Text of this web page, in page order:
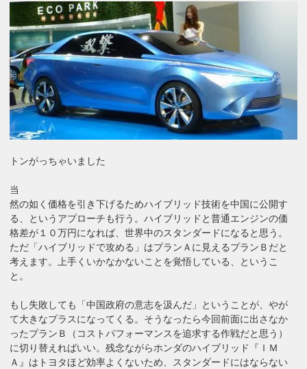
トンがっちゃいました
当
然の如く価格を引き下げるためハイブリッド技術を中国に公開す
る、というアプローチも行う。ハイブリッドと普通エンジンの価
格差が１０万円になれば、世界中のスタンダードになると思う。
ただ「ハイブリッドで攻める」はプランＡに見えるプランＢだと
考えます。上手くいかなかないことを覚悟している、というこ
と。
もし失敗しても「中国政府の意志を汲んだ」ということが、やが
て大きなプラスになってくる。そうなったら今回前面に出さなか
ったプランＢ（コストパフォーマンスを追求する作戦だと思う）
に切り替えればいい。残念ながらホンダのハイブリッド『ＩＭ
Ａ』はトヨタほど効率よくないため、スタンダードにはならない